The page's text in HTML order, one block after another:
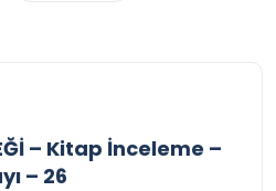
– Kitap İnceleme –
– 26